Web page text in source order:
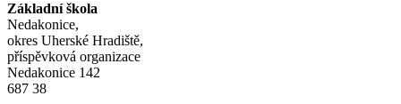
Základní škola
Nedakonice,
okres Uherské Hradiště,
příspěvková organizace
Nedakonice 142
687 38